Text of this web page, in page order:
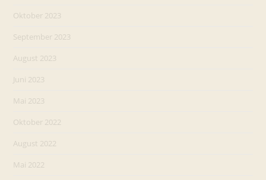
Oktober 2023
September 2023
August 2023
Juni 2023
Mai 2023
Oktober 2022
August 2022
Mai 2022